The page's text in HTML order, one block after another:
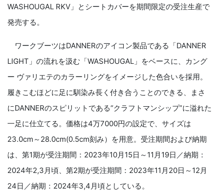
WASHOUGAL RKV」とシートカバーを期間限定の受注生産で
発売する。
ワークブーツはDANNERのアイコン製品である「DANNER
LIGHT」の流れを汲む「WASHOUGAL」をベースに、カング
ー ヴァリエテのカラーリングをイメージした色合いを採用。
履きこむほどに足に馴染み長く付き合うことのできる、まさ
にDANNERのスピリットである“クラフトマンシップ”に溢れた
一足に仕立てる。価格は4万7000円の設定で、サイズは
23.0cm～28.0cm(0.5cm刻み）を用意。受注期間および納期
は、第1期が受注期間：2023年10月15日～11月19日／納期：
2024年2,3月頃、第2期が受注期間：2023年11月20日～12月
24日／納期：2024年3,4月頃としている。